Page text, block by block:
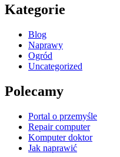
Kategorie
Blog
Naprawy
Ogród
Uncategorized
Polecamy
Portal o przemyśle
Repair computer
Komputer doktor
Jak naprawić